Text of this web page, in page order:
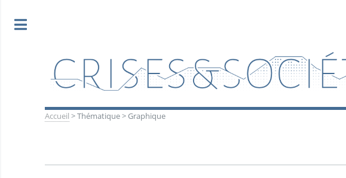
Accueil >Thématique> Graphique